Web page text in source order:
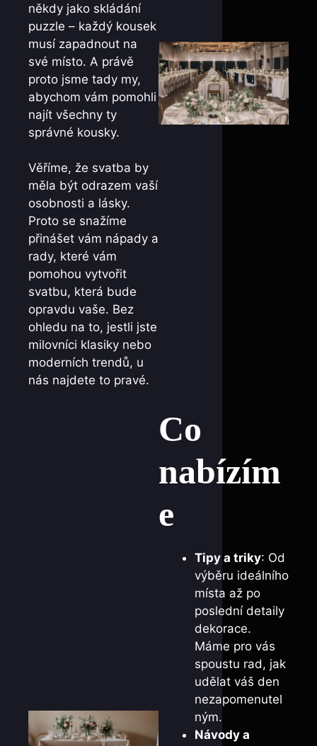
někdy jako skládání
puzzle – každý kousek
musí zapadnout na
své místo. A právě
proto jsme tady my,
abychom vám pomohli
najít všechny ty
správné kousky.
Věříme, že svatba by
měla být odrazem vaší
osobnosti a lásky.
Proto se snažíme
přinášet vám nápady a
rady, které vám
pomohou vytvořit
svatbu, která bude
opravdu vaše. Bez
ohledu na to, jestli jste
milovníci klasiky nebo
moderních trendů, u
nás najdete to pravé.
Co
nabízím
e
Tipy a triky: Od
výběru ideálního
místa až po
poslední detaily
dekorace.
Máme pro vás
spoustu rad, jak
udělat váš den
nezapomenutel
ným.
Návody a